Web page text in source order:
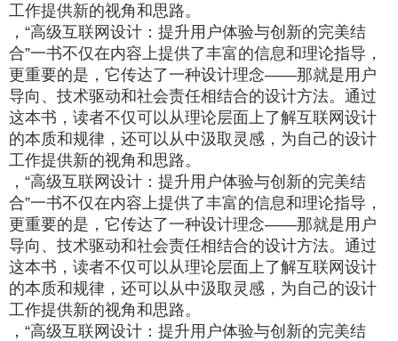
工作提供新的视角和思路。
，“高级互联网设计：提升用户体验与创新的完美结
合”一书不仅在内容上提供了丰富的信息和理论指导，
更重要的是，它传达了一种设计理念——那就是用户
导向、技术驱动和社会责任相结合的设计方法。通过
这本书，读者不仅可以从理论层面上了解互联网设计
的本质和规律，还可以从中汲取灵感，为自己的设计
工作提供新的视角和思路。
，“高级互联网设计：提升用户体验与创新的完美结
合”一书不仅在内容上提供了丰富的信息和理论指导，
更重要的是，它传达了一种设计理念——那就是用户
导向、技术驱动和社会责任相结合的设计方法。通过
这本书，读者不仅可以从理论层面上了解互联网设计
的本质和规律，还可以从中汲取灵感，为自己的设计
工作提供新的视角和思路。
，“高级互联网设计：提升用户体验与创新的完美结